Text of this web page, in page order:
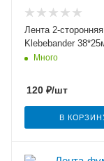
Лента 2-сторонняя
Klebebander
Много
120 ₽/шт
В